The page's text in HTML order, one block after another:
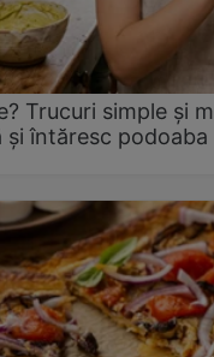
Trucuri simple și
și întăresc podoaba